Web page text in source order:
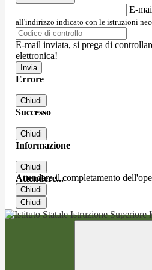
E-
all'indirizzo indicato con le istruzioni
E-mail inviata, si prega di
elettronica!
Errore
Chiudi
Successo
Chiudi
Informazione
Chiudi
Attendere...
Attendere il completamento
Chiudi
Chiudi